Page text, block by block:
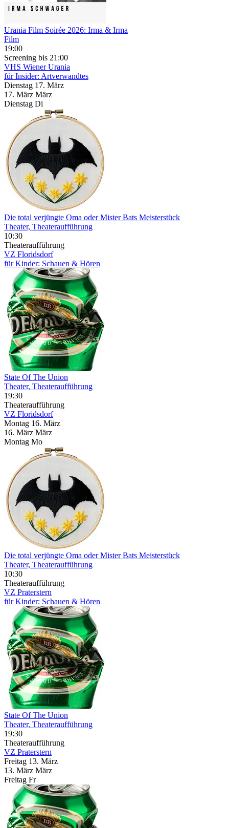
Urania Film Soirée 2026: Irma & Irma
Film
19:00
Screening bis 21:00
VHS Wiener Urania
für Insider: Artverwandtes
Dienstag 17. März
17. März März
Dienstag Di
Die total verjüngte Oma oder Mister Bats Meisterstück
Theater, Theateraufführung
10:30
Theateraufführung
VZ Floridsdorf
für Kinder: Schauen & Hören
State Of The Union
Theater, Theateraufführung
19:30
Theateraufführung
VZ Floridsdorf
Montag 16. März
16. März März
Montag Mo
Die total verjüngte Oma oder Mister Bats Meisterstück
Theater, Theateraufführung
10:30
Theateraufführung
VZ Praterstern
für Kinder: Schauen & Hören
State Of The Union
Theater, Theateraufführung
19:30
Theateraufführung
VZ Praterstern
Freitag 13. März
13. März März
Freitag Fr